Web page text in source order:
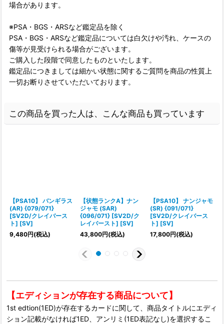
場合があります。
※PSA・BGS・ARSなど鑑定品を除く
PSA・BGS・ARSなど鑑定品については白欠けや汚れ、ケースの
傷等が見受けられる場合がございます。
ご購入した段階で同意したものといたします。
鑑定品につきましては細かい状態に関するご質問を商品の性質上
一切お断りさせていただいております。
この商品を買った人は、こんな商品も買っています
【PSA10】 バンギラス
(AR) {079/071}
[SV2D/クレイバース
ト] [SV]
9,480円(税込)
【状態ランクA】ナン
ジャモ (SAR)
{096/071} [SV2D/ク
レイバースト] [SV]
43,800円(税込)
【PSA10】 ナンジャモ
(SR) {091/071}
[SV2D/クレイバース
ト] [SV]
17,800円(税込)
【エディションが存在する商品について】
1st edtion(1ED)が存在するカードに関して、商品タイトルにエディ
ション記載がなければ1ED、アンリミ(1ED表記なし)を選択するこ